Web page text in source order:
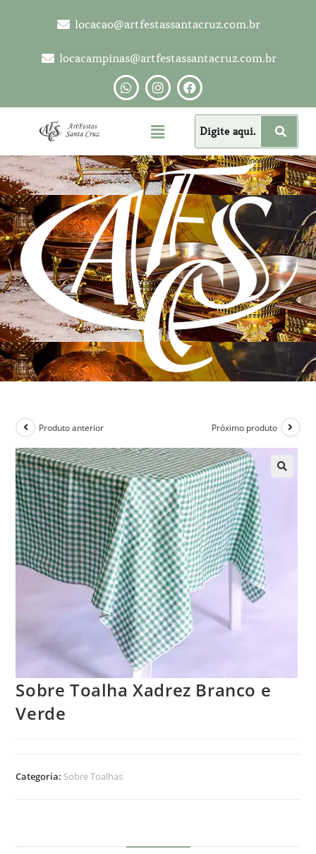
locacao@artfestassantacruz.com.br
locacampinas@artfestassantacruz.com.br
Produto anterior Próximo produto
Sobre Toalha Xadrez Branco e
Verde
Categoria: Sobre Toalhas